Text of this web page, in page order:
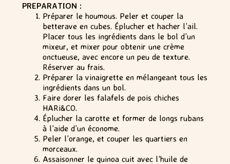
PREPARATION :
Préparer le houmous. Peler et couper la
betterave en cubes. Éplucher et hacher l’ail.
Placer tous les ingrédients dans le bol d’un
mixeur, et mixer pour obtenir une crème
onctueuse, avec encore un peu de texture.
Réserver au frais.
Préparer la vinaigrette en mélangeant tous les
ingrédients dans un bol.
Faire dorer les falafels de pois chiches
HARi&CO.
Éplucher la carotte et former de longs rubans
à l’aide d’un économe.
Peler l’orange, et couper les quartiers en
morceaux.
Assaisonner le quinoa cuit avec l’huile de